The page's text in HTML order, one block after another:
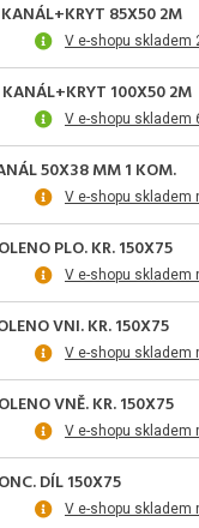
85X50 2M
V e-shopu skladem
100X50 2M
V e-shopu skladem
50X38 MM 1 KOM.
V e-shopu skladem
PLO. KR. 150X75
V e-shopu skladem
VNI. KR. 150X75
V e-shopu skladem
VNĚ. KR. 150X75
V e-shopu skladem
DÍL 150X75
V e-shopu skladem